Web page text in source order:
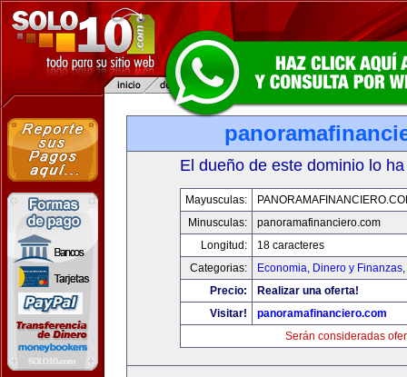
El dueño de este dominio lo
Mayusculas:
Minusculas:
panoramafinanciero.com
Longitud:
18 caracteres
Categorias:
Economia, Dinero y Finanzas,
Precio:
Realizar una oferta!
Visitar!
panoramafinanciero.com
Serán consideradas